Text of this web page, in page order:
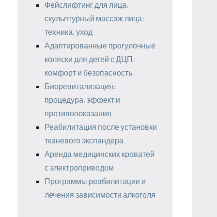
Фейслифтинг для лица,
скульптурный массаж лица:
техника, уход
Адаптированные прогулочные
коляски для детей с ДЦП:
комфорт и безопасность
Биоревитализация:
процедура, эффект и
противопоказания
Реабилитация после установки
тканевого экспандера
Аренда медицинских кроватей
с электроприводом
Программы реабилитации и
лечения зависимости алкоголя